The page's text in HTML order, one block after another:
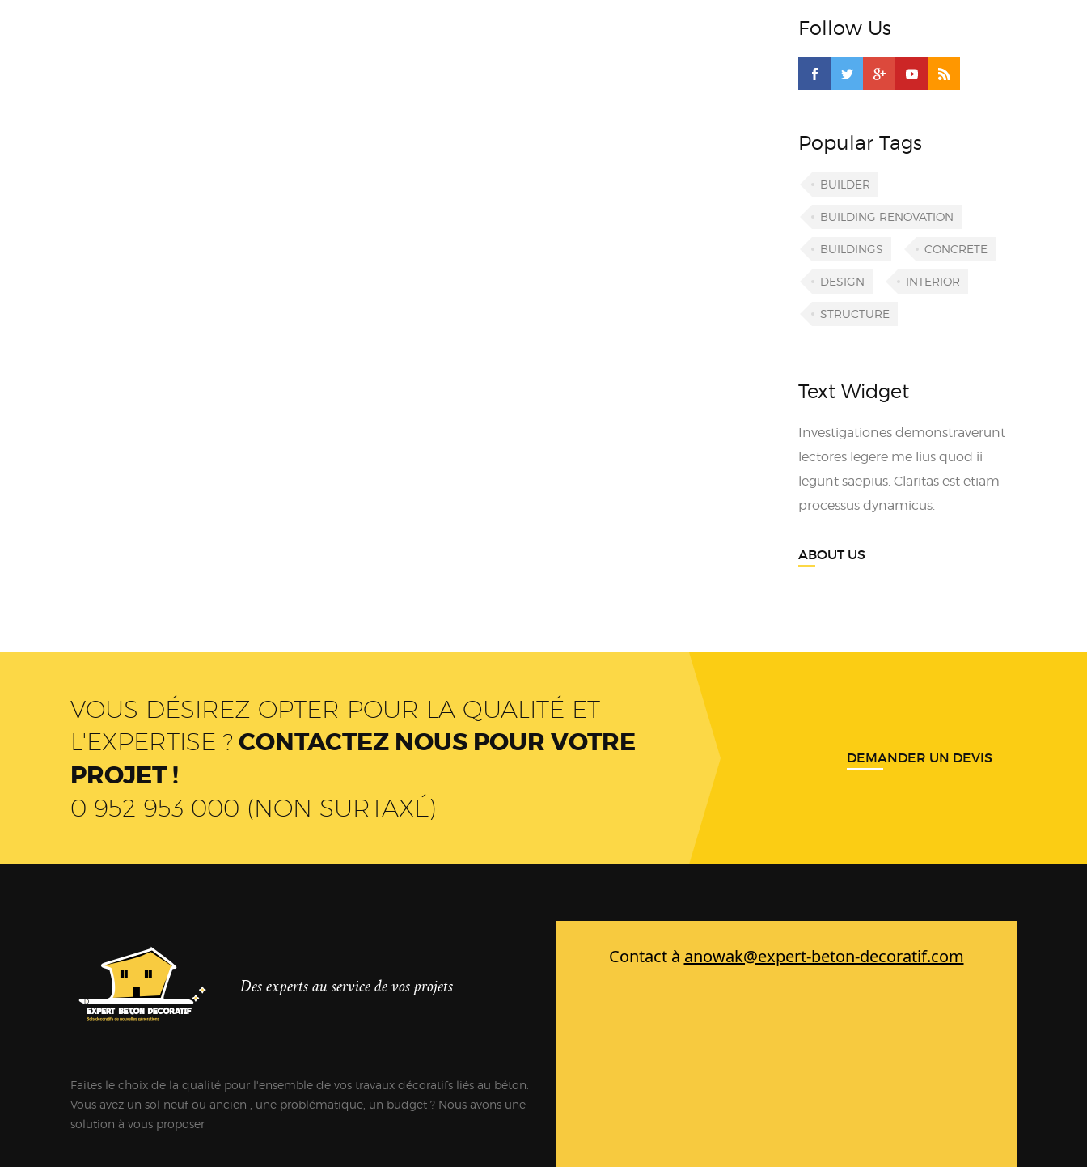
Follow Us
Popular Tags
BUILDER
BUILDING RENOVATION
BUILDINGS CONCRETE
DESIGN INTERIOR
STRUCTURE
Text Widget
Investigationes demonstraverunt
lectores legere me lius quod ii
legunt saepius. Claritas est etiam
processus dynamicus.
ABOUT US
VOUS DÉSIREZ OPTER POUR LA QUALITÉ ET
L'EXPERTISE ? CONTACTEZ NOUS POUR VOTRE
PROJET !
0 952 953 000 (NON SURTAXÉ)
DEMANDER UN DEVIS
Des experts au service de vos projets
Faites le choix de la qualité pour l'ensemble de vos travaux décoratifs liés au béton.
Vous avez un sol neuf ou ancien , une problématique, un budget ? Nous avons une
solution à vous proposer